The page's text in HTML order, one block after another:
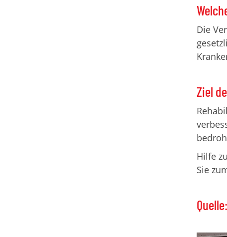
Die
Ziel
Hilfe
Sie